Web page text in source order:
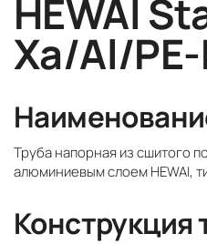
HEWAI
Xa/Al/PE-
Труба напорная из сшитого
алюминиевым слоем HEWAI,
Конструкция